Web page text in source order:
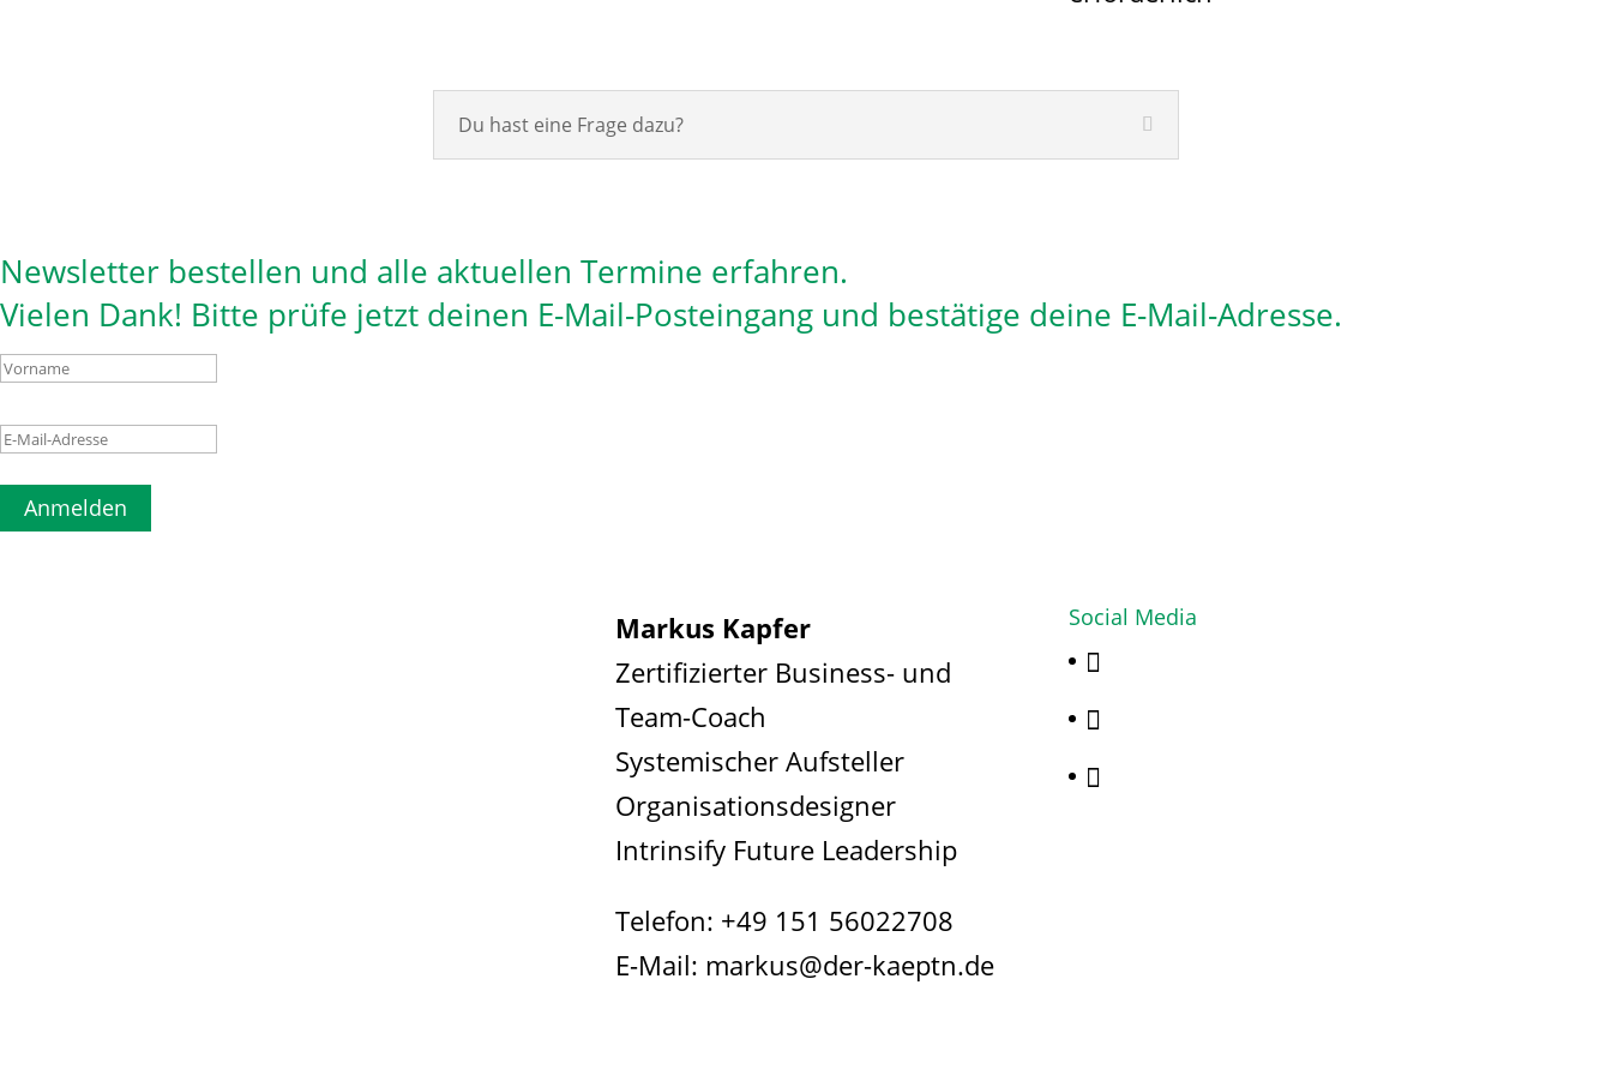
Du hast eine Frage dazu?
Newsletter bestellen und alle aktuellen Termine erfahren.
Vielen Dank! Bitte prüfe jetzt deinen E-Mail-Posteingang und bestätige deine E-Mail-Adresse.
Anmelden
Markus Kapfer
Zertifizierter Business- und
Team-Coach
Systemischer Aufsteller
Organisationsdesigner
Intrinsify Future Leadership
Telefon: +49 151 56022708
E-Mail: markus@der-kaeptn.de
Social Media


